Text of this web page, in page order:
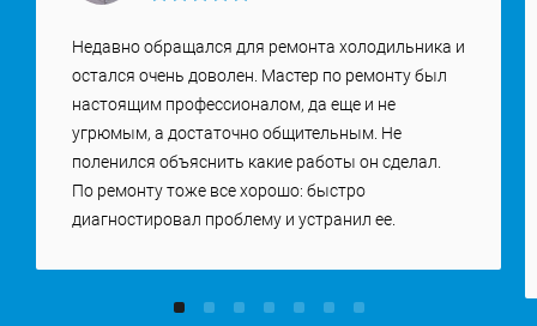
Недавно обращался для ремонта холодильника и
остался очень доволен. Мастер по ремонту был
настоящим профессионалом, да еще и не
угрюмым, а достаточно общительным. Не
поленился объяснить какие работы он сделал.
По ремонту тоже все хорошо: быстро
диагностировал проблему и устранил ее.